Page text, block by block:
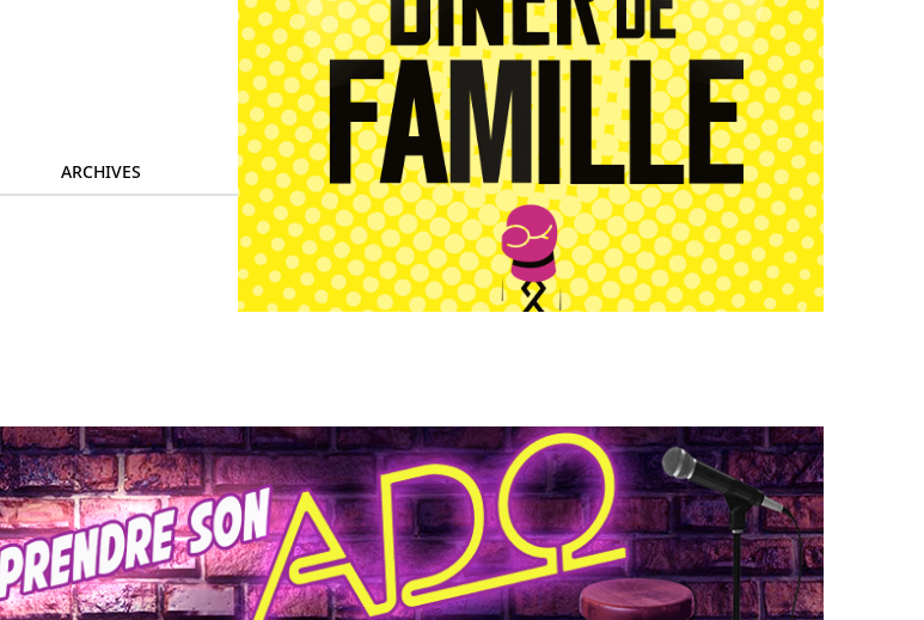
ARCHIVES